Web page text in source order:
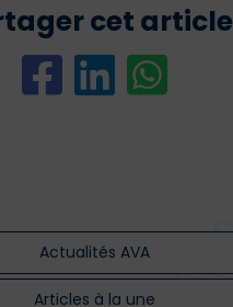
cet article
Actualités AVA
Articles à la une